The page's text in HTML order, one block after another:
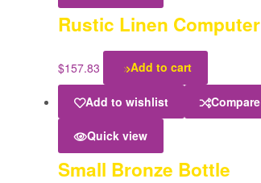
Rustic Linen Computer
$157.83 Add to cart
Add to wishlist Compare
Quick view
Small Bronze Bottle